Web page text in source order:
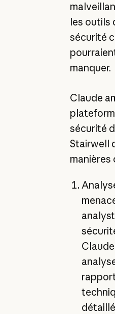
les outils
sécurité
manquer.
Claude
sécurité
Stairwell
manières